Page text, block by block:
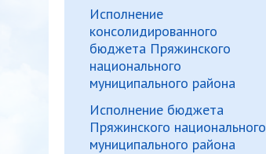
Исполнение
консолидированного
бюджета Пряжинского
национального
муниципального района
Исполнение бюджета
Пряжинского национального
муниципального района